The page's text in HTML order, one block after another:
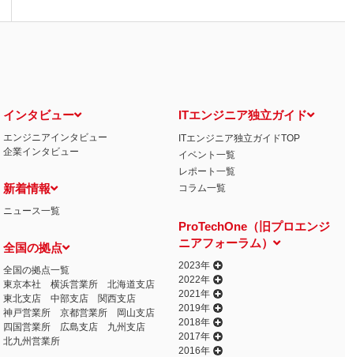
インタビュー
エンジニアインタビュー
企業インタビュー
新着情報
ニュース一覧
全国の拠点
全国の拠点一覧
東京本社
横浜営業所
北海道支店
東北支店
中部支店
関西支店
神戸営業所
京都営業所
岡山支店
四国営業所
広島支店
九州支店
北九州営業所
ITエンジニア独立ガイド
ITエンジニア独立ガイドTOP
イベント一覧
レポート一覧
コラム一覧
ProTechOne（旧プロエンジ
ニアフォーラム）
2023年
2022年
2021年
2019年
2018年
2017年
2016年